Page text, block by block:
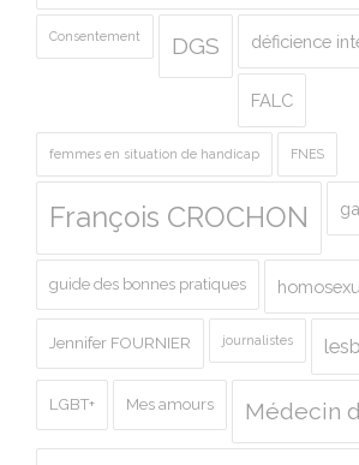
Consentement DGS déficience
FALC
femmes en situation de handicap FNES
François CROCHON
guide des bonnes pratiques
Jennifer FOURNIER journalistes
LGBT+ Mes amours Médecin